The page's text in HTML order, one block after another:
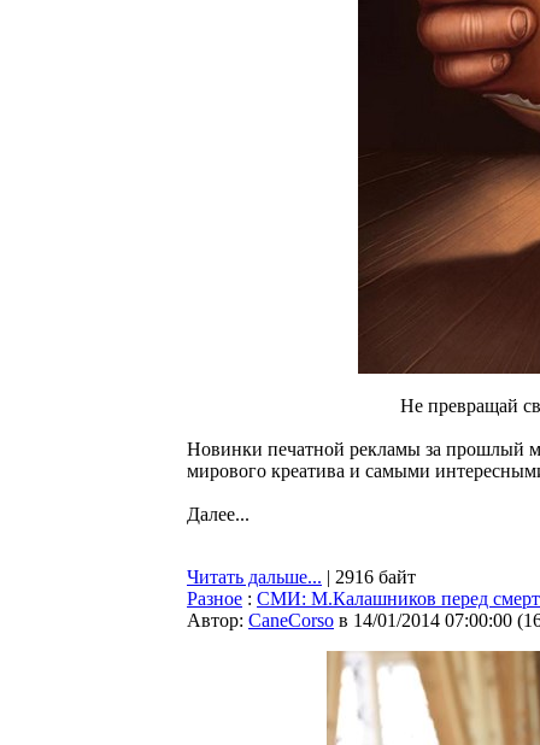
Не превращай
Новинки печатной рекламы за прошлый
мирового креатива и самыми
Далее...
Читать дальше... | 2916 байт
Разное : СМИ: М.Калашников перед
Автор: CaneCorso в 14/01/2014 07:00:00 (